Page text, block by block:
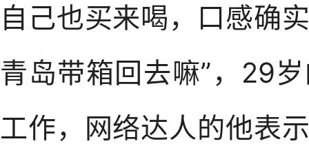
自己也买来喝，口感确
青岛带箱回去嘛”，29
工作，网络达人的他表